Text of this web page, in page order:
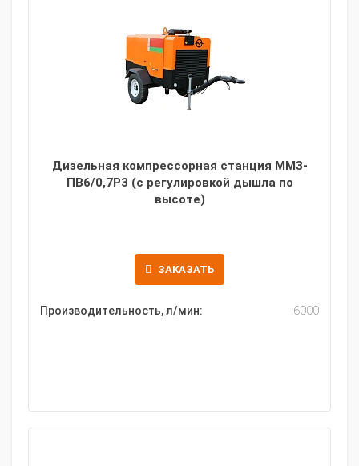
Дизельная компрессорная станция ММЗ-
ПВ6/0,7Р3 (с регулировкой дышла по
высоте)
ЗАКАЗАТЬ
Производительность, л/мин: 6000